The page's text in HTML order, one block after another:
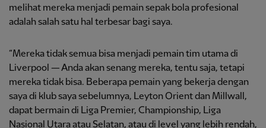
melihat mereka menjadi pemain sepak bola profesional
adalah salah satu hal terbesar bagi saya.
“Mereka tidak semua bisa menjadi pemain tim utama di
Liverpool — Anda akan senang mereka, tentu saja, tetapi
mereka tidak bisa. Beberapa pemain yang bekerja dengan
saya di klub saya sebelumnya, Leyton Orient dan Millwall,
dapat bermain di Liga Premier, Championship, Liga
Nasional Utara atau Selatan, atau di level yang lebih rendah,